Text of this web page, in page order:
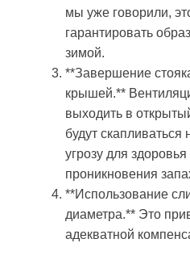
мы уже говорили,
гарантировать
зимой.
**Завершение
крышей.**
выходить в
будут скапливаться
угрозу для
проникновения
**Использование
диаметра.** Это
адекватной